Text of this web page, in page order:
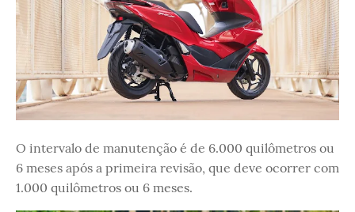
O intervalo de manutenção é de 6.000 quilômetros ou
6 meses após a primeira revisão, que deve ocorrer com
1.000 quilômetros ou 6 meses.